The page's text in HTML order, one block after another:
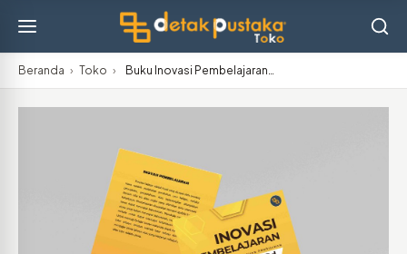
Beranda › Toko › Buku Inovasi Pembelajaran…